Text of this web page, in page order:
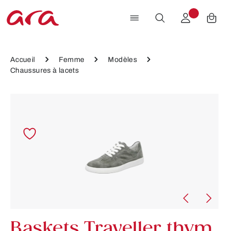
Passer au contenu principal
Accueil Femme
Modèles
Chaussures à lacets